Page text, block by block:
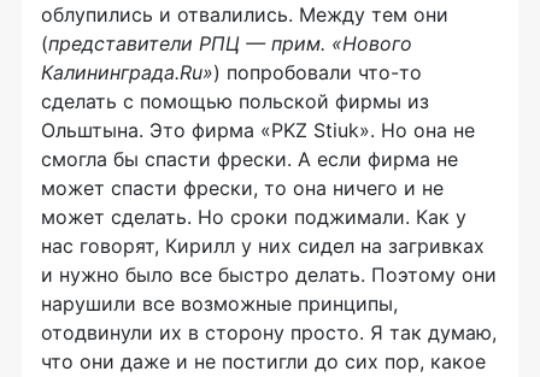
облупились и отвалились. Между тем они
(представители РПЦ — прим. «Нового
Калининграда.Ru») попробовали что-то
сделать с помощью польской фирмы из
Ольштына. Это фирма «PKZ Stiuk». Но она не
смогла бы спасти фрески. А если фирма не
может спасти фрески, то она ничего и не
может сделать. Но сроки поджимали. Как у
нас говорят, Кирилл у них сидел на загривках
и нужно было все быстро делать. Поэтому они
нарушили все возможные принципы,
отодвинули их в сторону просто. Я так думаю,
что они даже и не постигли до сих пор, какое